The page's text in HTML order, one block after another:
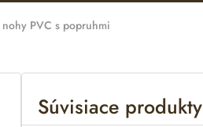
PVC s popruhmi
Súvisiace produkty